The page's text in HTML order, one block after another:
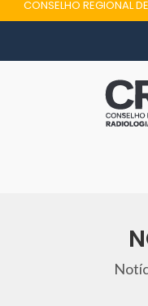
CONSELHO REGIONAL